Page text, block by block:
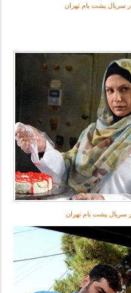
سریال پشت بام تهران
در سریال پشت بام تهران